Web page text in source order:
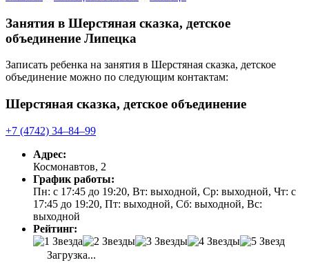
Занятия в Шерстяная сказка, детское
объединение Липецка
Записать ребенка на занятия в Шерстяная сказка, детское
объединение можно по следующим контактам:
Шерстяная сказка, детское объединение
+7 (4742) 34‒84‒99
Адрес:
Космонавтов, 2
График работы:
Пн: с 17:45 до 19:20, Вт: выходной, Ср: выходной, Чт: с
17:45 до 19:20, Пт: выходной, Сб: выходной, Вс:
выходной
Рейтинг:
Загрузка...